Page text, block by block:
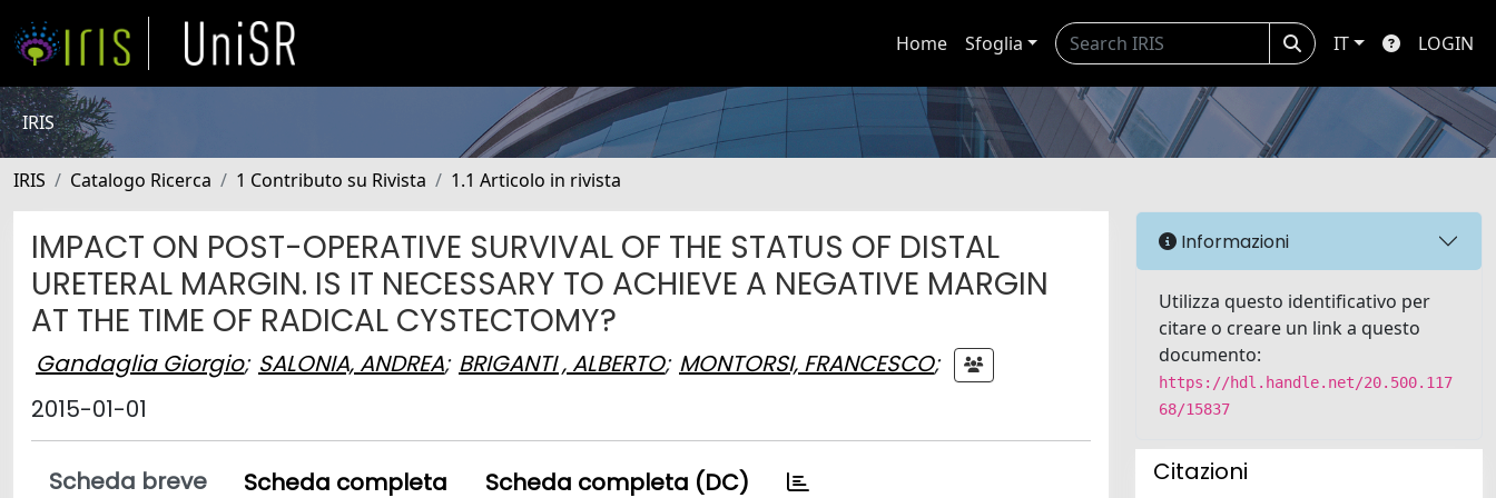
Home Sfoglia IT LOGIN
IRIS
IRIS Catalogo Ricerca 1 Contributo su Rivista 1.1 Articolo in rivista
IMPACT ON POST-OPERATIVE SURVIVAL OF THE STATUS OF DISTAL
URETERAL MARGIN. IS IT NECESSARY TO ACHIEVE A NEGATIVE MARGIN
AT THE TIME OF RADICAL CYSTECTOMY?
Gandaglia Giorgio; SALONIA, ANDREA; BRIGANTI , ALBERTO; MONTORSI, FRANCESCO;
2015-01-01
Scheda breve Scheda completa Scheda completa (DC)
Informazioni
Utilizza questo identificativo per
citare o creare un link a questo
documento:
https://hdl.handle.net/20.500.117
68/15837
Citazioni